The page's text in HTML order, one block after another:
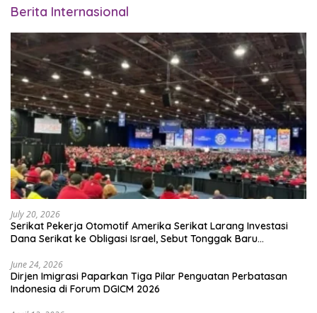
Berita Internasional
July 20, 2026
Serikat Pekerja Otomotif Amerika Serikat Larang Investasi
Dana Serikat ke Obligasi Israel, Sebut Tonggak Baru
June 24, 2026
Dirjen Imigrasi Paparkan Tiga Pilar Penguatan Perbatasan
Indonesia di Forum DGICM 2026